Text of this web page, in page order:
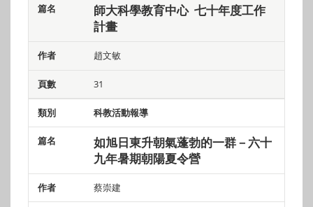
師大科學教育中心 七十年度工作
計畫
趙文敏
31
科教活動報導
如旭日東升朝氣蓬勃的一群－六十
九年暑期朝陽夏令營
蔡崇建